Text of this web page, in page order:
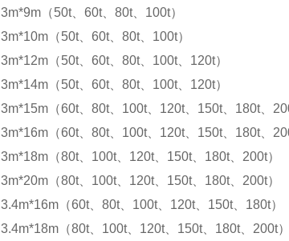
3m*9m（50t、60t、80t、100t）
3m*10m（50t、60t、80t、100t）
3m*12m（50t、60t、80t、100t、120t）
3m*14m（50t、60t、80t、100t、120t）
3m*15m（60t、80t、100t、120t、150t、180t、
3m*16m（60t、80t、100t、120t、150t、180t、
3m*18m（80t、100t、120t、150t、180t、200t）
3m*20m（80t、100t、120t、150t、180t、200t）
3.4m*16m（60t、80t、100t、120t、150t、180t）
3.4m*18m（80t、100t、120t、150t、180t、200t）